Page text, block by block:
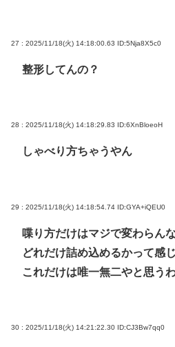
27 : 2025/11/18(火) 14:18:00.63 ID:5Nja8X5c0
整形してんの？
28 : 2025/11/18(火) 14:18:29.83 ID:6XnBloeoH
しゃべり方ちゃうやん
29 : 2025/11/18(火) 14:18:54.74 ID:GYA+iQEU0
喋り方だけはマジで変わらん
どれだけ詰め込めるかって感
これだけは唯一無二やと思う
30 : 2025/11/18(火) 14:21:22.30 ID:CJ3Bw7qq0